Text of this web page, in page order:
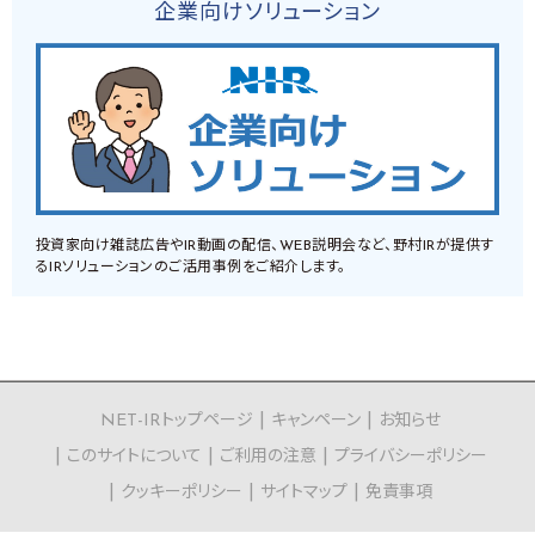
企業向けソリューション
投資家向け雑誌広告やIR動画の配信、WEB説明会など、野村IRが提供す
るIRソリューションのご活用事例をご紹介します。
NET-IRトップページ キャンペーン
お知らせ
このサイトについて
ご利用の注意
プライバシーポリシー
クッキーポリシー
サイトマップ 免責事項